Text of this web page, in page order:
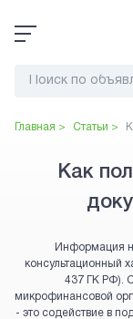
Главная > Статьи >
Как
Информация
консультационный
437 ГК РФ).
микрофинансовой
- это содействие в